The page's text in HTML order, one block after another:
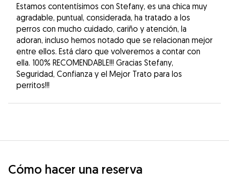
Estamos contentísimos con Stefany, es una chica muy
agradable, puntual, considerada, ha tratado a los
perros con mucho cuidado, cariño y atención, la
adoran, incluso hemos notado que se relacionan mejor
entre ellos. Está claro que volveremos a contar con
ella. 100% RECOMENDABLE!!! Gracias Stefany,
Seguridad, Confianza y el Mejor Trato para los
perritos!!!
Cómo hacer una reserva